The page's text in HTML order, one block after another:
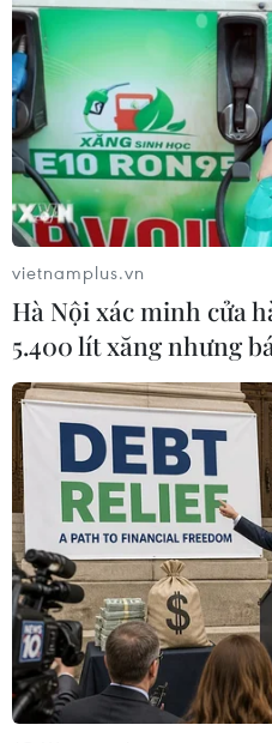
Hình ảnh camera lớp học của
23/5. (Nguồn:
Liên quan vụ cô giáo
mặt bé trai 2 tuổi, ngày
Đào tạo thành phố
biết Trường Mầm non
quyết định đình chỉ
Nguyễn Thị Bích Hường.
Thảo (33 tuổi, ngụ
H.M.H. (2 tuổi, con trai
Sau khi về nhà, phát
bé có nhiều vết bầm
điện cho cô Nguyễn
chủ nhiệm lớp nhà trẻ
Bị gia đình gặng hỏi
nhận đánh bé trai trong
Sau đó, gia đình bé trai
vietnamplus.vn
Hà Nội xác minh cửa
5.400 lít xăng nhưng